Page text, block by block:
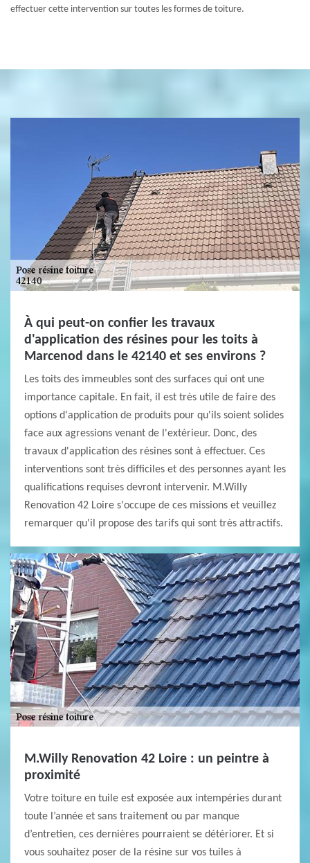
effectuer cette intervention sur toutes les formes de toiture.
À qui peut-on confier les travaux
d'application des résines pour les toits à
Marcenod dans le 42140 et ses environs ?
Les toits des immeubles sont des surfaces qui ont une
importance capitale. En fait, il est très utile de faire des
options d'application de produits pour qu'ils soient solides
face aux agressions venant de l'extérieur. Donc, des
travaux d'application des résines sont à effectuer. Ces
interventions sont très difficiles et des personnes ayant les
qualifications requises devront intervenir. M.Willy
Renovation 42 Loire s'occupe de ces missions et veuillez
remarquer qu'il propose des tarifs qui sont très attractifs.
M.Willy Renovation 42 Loire : un peintre à
proximité
Votre toiture en tuile est exposée aux intempéries durant
toute l’année et sans traitement ou par manque
d’entretien, ces dernières pourraient se détériorer. Et si
vous souhaitez poser de la résine sur vos tuiles à